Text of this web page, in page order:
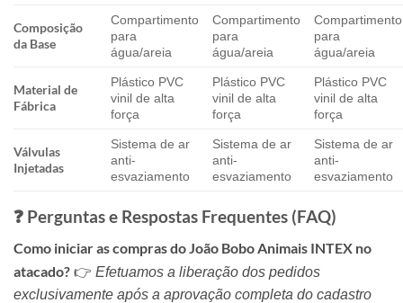
Composição
da Base
Compartimento
para
água/areia
Compartimento
para
água/areia
Compartimento
para
água/areia
Material de
Fábrica
Plástico PVC
vinil de alta
força
Plástico PVC
vinil de alta
força
Plástico PVC
vinil de alta
força
Válvulas
Injetadas
Sistema de ar
anti-
esvaziamento
Sistema de ar
anti-
esvaziamento
Sistema de ar
anti-
esvaziamento
❓ Perguntas e Respostas Frequentes (FAQ)
Como iniciar as compras do João Bobo Animais INTEX no
atacado? 👉 Efetuamos a liberação dos pedidos
exclusivamente após a aprovação completa do cadastro